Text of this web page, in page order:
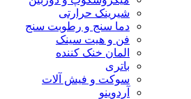
شیرینک حرارتی
دما سنج و رطوبت سنج
فن و هیت سینک
المان خنک کننده
باتری
سوکت و فیش آلات
آردوینو